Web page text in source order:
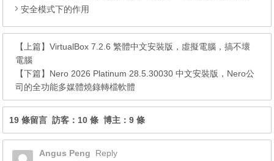
安全模式下的作用
【上篇】VirtualBox 7.2.6 繁體中文安裝版，虛擬電腦，搞不壞
電腦
【下篇】 Nero 2026 Platinum 28.5.30030 中文安裝版，Nero公
司的全功能多媒體燒錄轉檔軟體
19 條留言 訪客：10 條 博主：9 條
Angus Peng
Reply